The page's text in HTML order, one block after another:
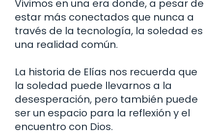
Vivimos en una era donde, a pesar de
estar más conectados que nunca a
través de la tecnología, la soledad es
una realidad común.
La historia de Elías nos recuerda que
la soledad puede llevarnos a la
desesperación, pero también puede
ser un espacio para la reflexión y el
encuentro con Dios.